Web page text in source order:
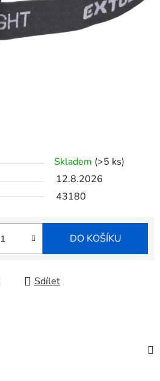
Skladem (>5 ks)
12.8.2026
43180
DO KOŠÍKU
Sdílet